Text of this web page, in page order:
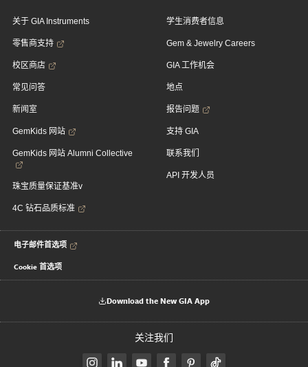
关于 GIA Instruments
零售商支持
校区商店
常见问答
新闻室
GemKids 网站
GemKids 网站 Alumni Collective
珠宝质量保证基准v
4C 钻石品质标准
学生消费者信息
Gem & Jewelry Careers
GIA 工作机会
地点
报告问题
支持 GIA
联系我们
API 开发人员
电子邮件首选项
Cookie 首选项
Download the New GIA App
关注我们